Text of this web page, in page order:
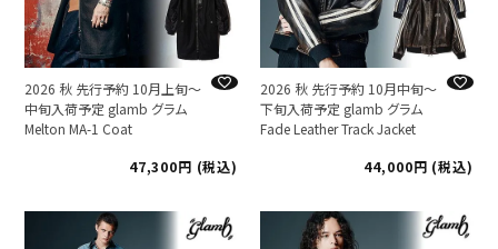
2026 秋 先行予約 10月上旬～
中旬入荷予定 glamb グラム
Melton MA-1 Coat
47,300
税込
2026 秋 先行予約 10月中旬～
下旬入荷予定 glamb グラム
Fade Leather Track Jacket
44,000
税込